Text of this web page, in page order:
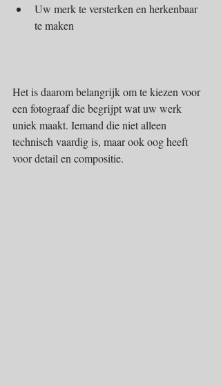
Uw merk te versterken en herkenbaar
te maken
Het is daarom belangrijk om te kiezen voor
een fotograaf die begrijpt wat uw werk
uniek maakt. Iemand die niet alleen
technisch vaardig is, maar ook oog heeft
voor detail en compositie.